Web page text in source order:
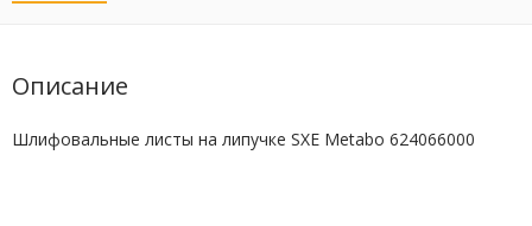
Описание
Шлифовальные листы на липучке SXE Metabo 624066000